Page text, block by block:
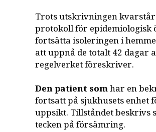
Trots utskrivningen
protokoll för epidemiologisk
fortsätta isoleringen i
att uppnå de totalt 42 dagar
regelverket föreskriver.
Den patient somhar en
fortsatt på sjukhusets enhet
uppsikt. Tillståndet beskrivs
tecken på försämring.